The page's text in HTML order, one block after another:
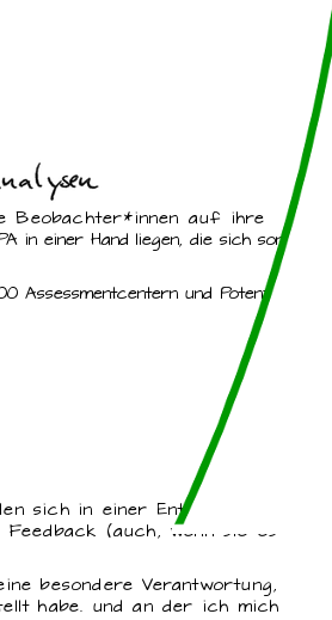
Beobachter*innen auf ihre
in einer Hand liegen, die sich sonst
Assessmentcentern und Potenzial-
sich in einer Entwicklungs-
(auch, wenn sie es
besondere Verantwortung,
habe. und an der ich mich